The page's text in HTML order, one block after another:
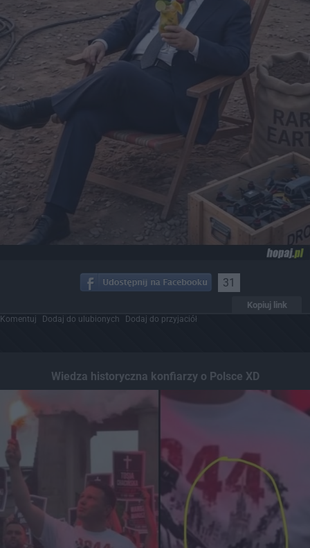
31
Kopiuj link
Komentuj Dodaj do ulubionych Dodaj do przyjaciół
Wiedza historyczna konfiarzy o Polsce XD